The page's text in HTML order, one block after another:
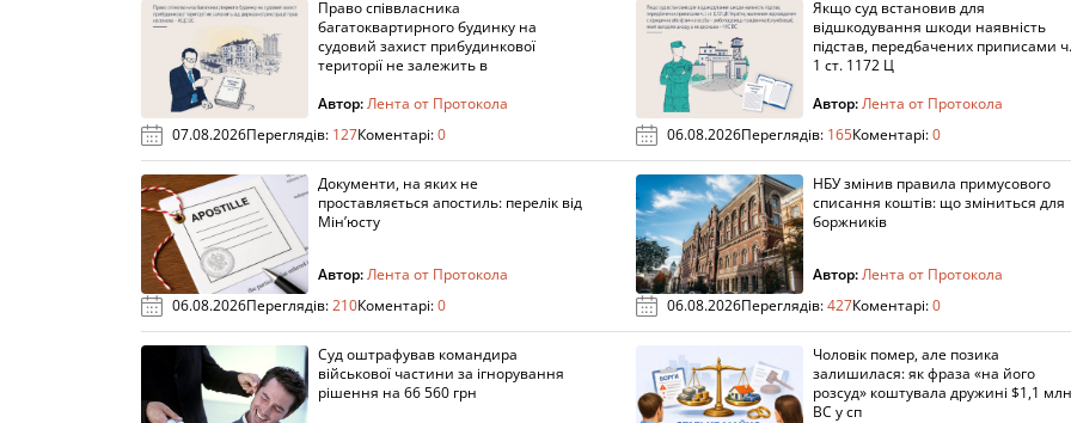
Право співвласника
багатоквартирного будинку на
судовий захист прибудинкової
території не залежить в
Автор:Лента от Протокола
07.08.2026Переглядів: 127Коментарі:0
Якщо суд встановив для
відшкодування шкоди наявність
підстав, передбачених приписами ч.
1 ст. 1172 Ц
Автор:Лента от Протокола
06.08.2026Переглядів: 165Коментарі:0
Документи, на яких не
проставляється апостиль: перелік від
Мін’юсту
Автор:Лента от Протокола
06.08.2026Переглядів:210Коментарі:0
НБУ змінив правила примусового
списання коштів: що зміниться для
боржників
Автор:Лента от Протокола
06.08.2026Переглядів:427Коментарі:0
Суд оштрафував командира
військової частини за ігнорування
рішення на 66 560 грн
Чоловік помер, але позика
залишилася: як фраза «на його
розсуд» коштувала дружині $1,1
ВС у сп